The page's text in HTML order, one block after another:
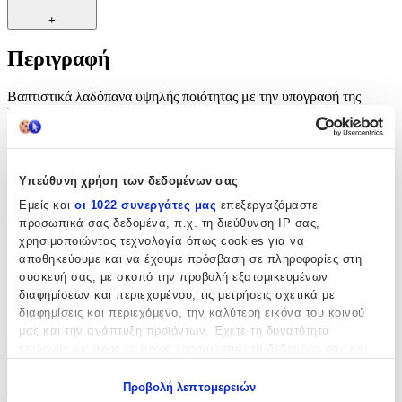
Υπεύθυνη χρήση των δεδομένων σας
Εμείς και οι 1022 συνεργάτες μας επεξεργαζόμαστε
προσωπικά σας δεδομένα, π.χ. τη διεύθυνση IP σας,
χρησιμοποιώντας τεχνολογία όπως cookies για να
αποθηκεύουμε και να έχουμε πρόσβαση σε πληροφορίες στη
συσκευή σας, με σκοπό την προβολή εξατομικευμένων
διαφημίσεων και περιεχομένου, τις μετρήσεις σχετικά με
διαφημίσεις και περιεχόμενο, την καλύτερη εικόνα του κοινού
μας και την ανάπτυξη προϊόντων. Έχετε τη δυνατότητα
Προβολή λεπτομερειών
+
Περιγραφή
Βαπτιστικά λαδόπανα υψηλής ποιότητας με την υπογραφή της
Nuova Vita Ξεχωρίζουν για τον μοναδικό τους σχεδιασμό, με την
επιλογή τους θα δώσετε έναν ειδικό χαρακτήρα στη βαπτιστική
εμφάνιση του παιδιού.
Χαρακτηριστικά
Φύλο:
Αγόρι
Χρώμα:
Λευκό
Χαρακτηριστικά